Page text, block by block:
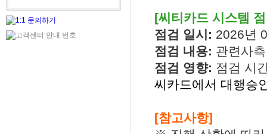
[씨티카드 시스템
점검 일시: 2026년
점검 내용: 관련사
점검 영향: 점검 시
씨카드에서 대행승
[참고사항]